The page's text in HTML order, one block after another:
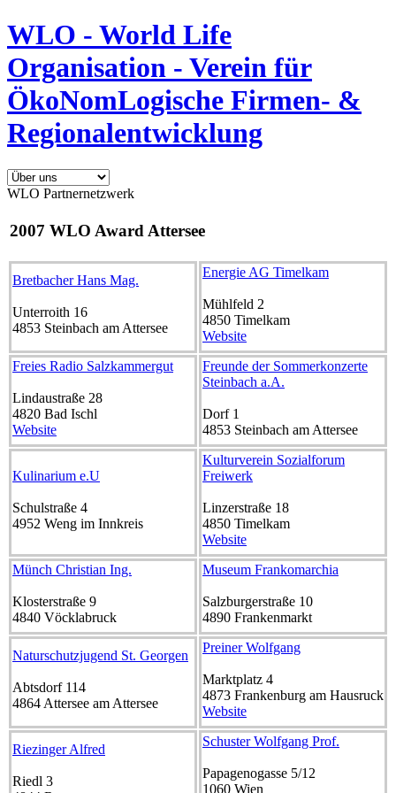
WLO - World Life
Organisation - Verein für
ÖkoNomLogische Firmen- &
Regionalentwicklung
WLO Partnernetzwerk
2007 WLO Award Attersee
Bretbacher Hans Mag.
Unterroith 16
4853 Steinbach am Attersee
Energie AG Timelkam
Mühlfeld 2
4850 Timelkam
Website
Freies Radio Salzkammergut
Lindaustraße 28
4820 Bad Ischl
Website
Freunde der Sommerkonzerte
Steinbach a.A.
Dorf 1
4853 Steinbach am Attersee
Kulinarium e.U
Schulstraße 4
4952 Weng im Innkreis
Kulturverein Sozialforum
Freiwerk
Linzerstraße 18
4850 Timelkam
Website
Münch Christian Ing.
Klosterstraße 9
4840 Vöcklabruck
Museum Frankomarchia
Salzburgerstraße 10
4890 Frankenmarkt
Naturschutzjugend St. Georgen
Abtsdorf 114
4864 Attersee am Attersee
Preiner Wolfgang
Marktplatz 4
4873 Frankenburg am Hausruck
Website
Riezinger Alfred
Riedl 3
Schuster Wolfgang Prof.
Papagenogasse 5/12
1060 Wien